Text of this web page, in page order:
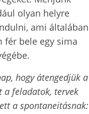
olyan helyre
ami általában
fér bele egy sima
hogy átengedjük a
a feladatok, tervek
a spontaneitásnak: